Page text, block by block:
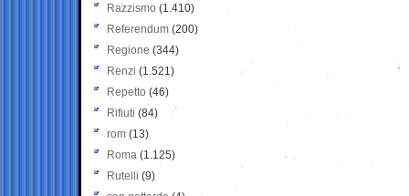
Razzismo (1.410)
Referendum (200)
Regione (344)
Renzi (1.521)
Repetto (46)
Rifiuti (84)
rom (13)
Roma (1.125)
Rutelli (9)